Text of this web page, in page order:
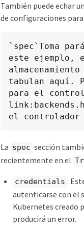
También puede echar
de configuraciones
`spec`Toma
este ejemplo,
tabulan aquí.
para el
el controlador
La spec sección
recientemente en el
credentials :
autenticarse con el
Kubernetes creado
producirá un error.